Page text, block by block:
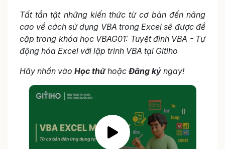
Tất tần tật những kiến thức từ cơ bản đến nâng
cao về cách sử dụng VBA trong Excel sẽ được đề
cập trong khóa học VBAG01: Tuyệt đỉnh VBA - Tự
động hóa Excel với lập trình VBA tại Gitiho
Hãy nhấn vào Học thửhoặc Đăng ký ngay!